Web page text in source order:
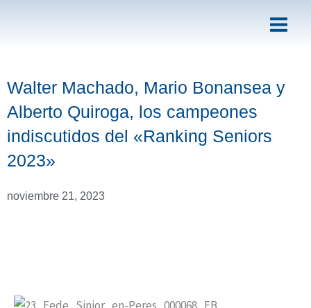
Walter Machado, Mario Bonansea y
Alberto Quiroga, los campeones
indiscutidos del «Ranking Seniors
2023»
noviembre 21, 2023